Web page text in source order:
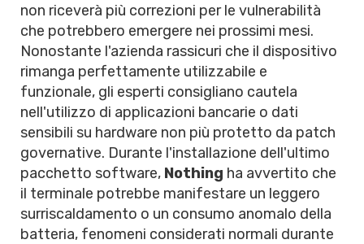
non riceverà più correzioni per le vulnerabilità
che potrebbero emergere nei prossimi mesi.
Nonostante l'azienda rassicuri che il dispositivo
rimanga perfettamente utilizzabile e
funzionale, gli esperti consigliano cautela
nell'utilizzo di applicazioni bancarie o dati
sensibili su hardware non più protetto da patch
governative. Durante l'installazione dell'ultimo
pacchetto software, Nothing ha avvertito che
il terminale potrebbe manifestare un leggero
surriscaldamento o un consumo anomalo della
batteria, fenomeni considerati normali durante